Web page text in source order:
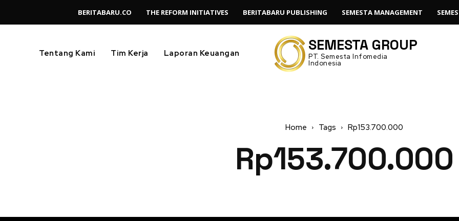
BERITABARU.CO THE REFORM INITIATIVES BERITABARU PUBLISHING SEMESTA MANAGEMENT
Tentang Kami Tim Kerja Laporan Keuangan SEMESTA GROUP
PT. Semesta Infomedia
Indonesia
Home Tags Rp153.700.000
Rp153.700.000